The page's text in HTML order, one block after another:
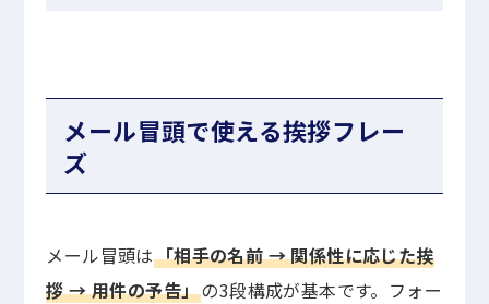
メール冒頭で使える挨拶フレー
ズ
メール冒頭は「相手の名前 → 関係性に応じた挨
拶 → 用件の予告」の3段構成が基本です。フォー